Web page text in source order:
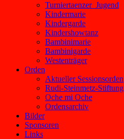
Turniertaenzer_Jugend
Kindermarie
Kindergarde
Kindershowtanz
Bambinimarie
Bambinigarde
Westenträger
Orden
Aktueller Sessionsorden
Rudi-Steinmetz-Stiftung
Oche mi Oche
Ordensarchiv
Bilder
Sponsoren
Links